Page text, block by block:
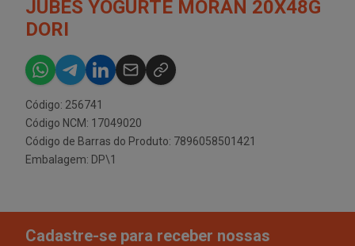
JUBES YOGURTE MORAN 20X48G
DORI
Código: 256741
Código NCM: 17049020
Código de Barras do Produto: 7896058501421
Embalagem: DP\1
Cadastre-se para receber nossas